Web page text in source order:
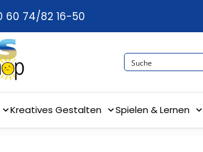
60 74/82 16-50
Kreatives Gestalten Spielen & Lernen